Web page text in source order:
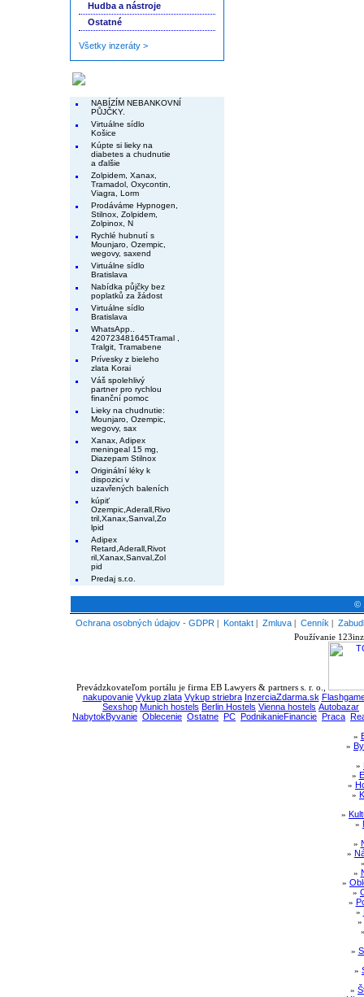
Hudba a nástroje
Ostatné
Všetky inzeráty >
NABÍZÍM NEBANKOVNÍ
PŮJČKY.
Virtuálne sídlo
Košice
Kúpte si lieky na
diabetes a chudnutie
a ďalšie
Zolpidem, Xanax,
Tramadol, Oxycontin,
Viagra, Lorm
Prodáváme Hypnogen,
Stilnox, Zolpidem,
Zolpinox, N
Rychlé hubnutí s
Mounjaro, Ozempic,
wegovy, saxend
Virtuálne sídlo
Bratislava
Nabídka půjčky bez
poplatků za žádost
Virtuálne sídlo
Bratislava
WhatsApp..
420723481645Tramal ,
Tralgit, Tramabene
Prívesky z bieleho
zlata Korai
Váš spolehlivý
partner pro rychlou
finanční pomoc
Lieky na chudnutie:
Mounjaro, Ozempic,
wegovy, sax
Xanax, Adipex
meningeal 15 mg,
Diazepam Stilnox
Originální léky k
dispozici v
uzavřených baleních
kúpiť
Ozempic,Aderall,Rivo
tril,Xanax,Sanval,Zo
lpid
Adipex
Retard,Aderall,Rivot
ril,Xanax,Sanval,Zol
pid
Predaj s.r.o.
©
Ochrana osobných údajov - GDPR | Kontakt | Zmluva | Cenník |
Používanie
Prevádzkovateľom portálu je firma EB Lawyers & partners s. r. o.,
nakupovanie Vykup zlata Vykup striebra InzerciaZdarma.sk
Sexshop Munich hostels Berlin Hostels Vienna hostels Autobazar
NabytokByvanie Oblecenie Ostatne PC PodnikanieFinancie Praca
»
»
»
»
»
»
»
»
»
»
»
»
»
»
»
»
»
»
»